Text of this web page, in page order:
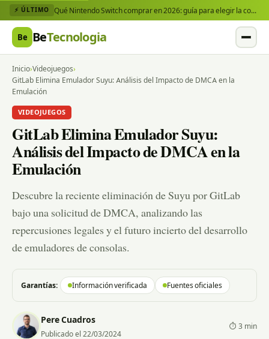
⚡ ÚLTIMO Qué Nintendo Switch comprar en 2026: guía para elegir la consola y los juegos que necesitas
Be BeTecnologia
Inicio›Videojuegos›
GitLab Elimina Emulador Suyu: Análisis del Impacto de DMCA en la
Emulación
VIDEOJUEGOS
GitLab Elimina Emulador Suyu:
Análisis del Impacto de DMCA en la
Emulación
Descubre la reciente eliminación de Suyu por GitLab
bajo una solicitud de DMCA, analizando las
repercusiones legales y el futuro incierto del desarrollo
de emuladores de consolas.
Garantías: Información verificada Fuentes oficiales
Pere Cuadros
Publicado el 22/03/2024
⏱ 3 min